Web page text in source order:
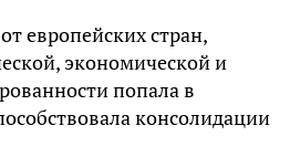
европейских стран,
экономической и
попала в
консолидации